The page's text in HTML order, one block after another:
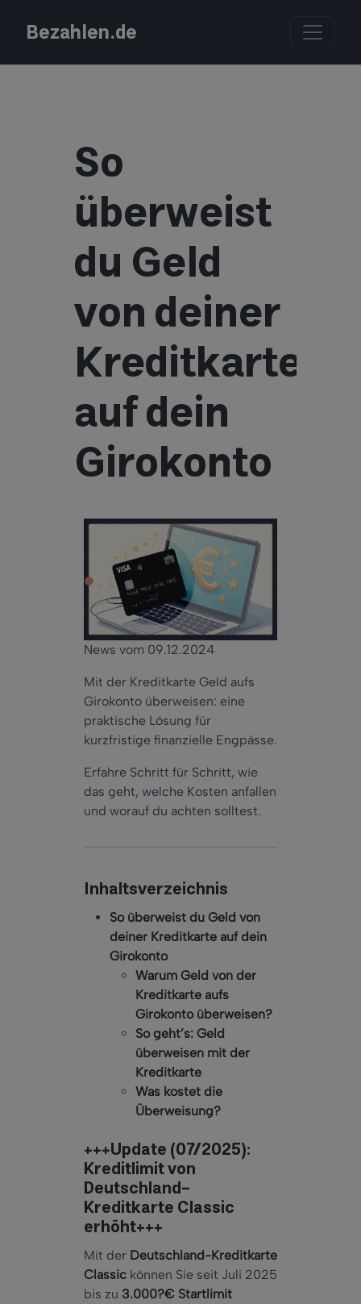
Bezahlen.de
So
überweist
du Geld
von deiner
Kreditkarte
auf dein
Girokonto
News vom 09.12.2024
Mit der Kreditkarte Geld aufs
Girokonto überweisen: eine
praktische Lösung für
kurzfristige finanzielle Engpässe.
Erfahre Schritt für Schritt, wie
das geht, welche Kosten anfallen
und worauf du achten solltest.
Inhaltsverzeichnis
So überweist du Geld von
deiner Kreditkarte auf dein
Girokonto
Warum Geld von der
Kreditkarte aufs
Girokonto überweisen?
So geht’s: Geld
überweisen mit der
Kreditkarte
Was kostet die
Überweisung?
+++Update (07/2025):
Kreditlimit von
Deutschland-
Kreditkarte Classic
erhöht+++
Mit der Deutschland-Kreditkarte
Classic können Sie seit Juli 2025
bis zu 3.000?€ Startlimit